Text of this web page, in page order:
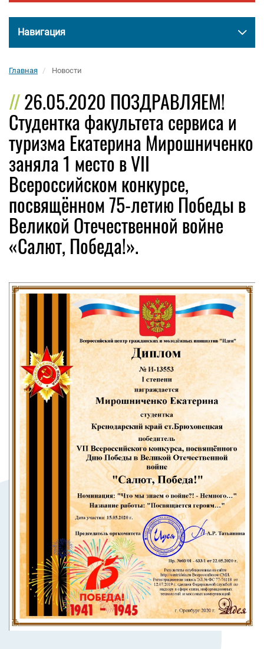
Навигация
Главная Новости
26.05.2020 ПОЗДРАВЛЯЕМ!
Студентка факультета сервиса и
туризма Екатерина Мирошниченко
заняла 1 место в VII
Всероссийском конкурсе,
посвящённом 75-летию Победы в
Великой Отечественной войне
«Салют, Победа!».